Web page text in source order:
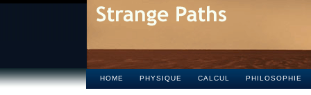
HOME PHYSIQUE CALCUL PHILOSOPHIE